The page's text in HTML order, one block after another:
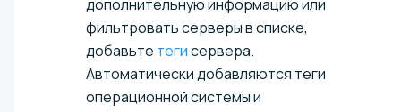
дополнительную информацию или
фильтровать серверы в списке,
добавьте тегисервера.
Автоматически добавляются теги
операционной системы и